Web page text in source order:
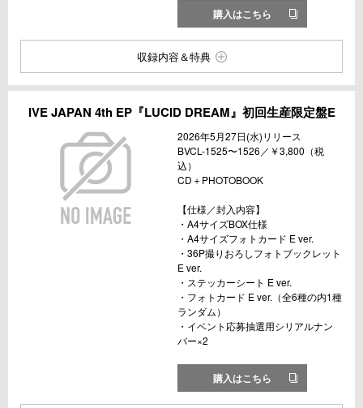
購入はこちら
収録内容＆特典
IVE JAPAN 4th EP『LUCID DREAM』初回生産限定盤E
2026年5月27日(水)リリース
BVCL-1525〜1526／￥3,800（税
込）
CD＋PHOTOBOOK
【仕様／封入内容】
・A4サイズBOX仕様
・A4サイズフォトカード E ver.
・36P撮りおろしフォトブックレット
E ver.
・ステッカーシート E ver.
・フォトカード E ver.（全6種の内1種
ランダム）
・イベント応募抽選用シリアルナン
バー×2
購入はこちら